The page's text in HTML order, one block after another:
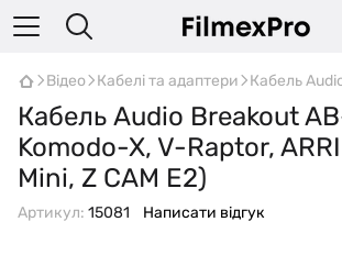
Відео Кабелі та адаптери Кабель
Кабель Audio Breakout
Komodo-X, V-Raptor,
Mini, Z CAM E2)
Артикул: 15081 Написати відгук